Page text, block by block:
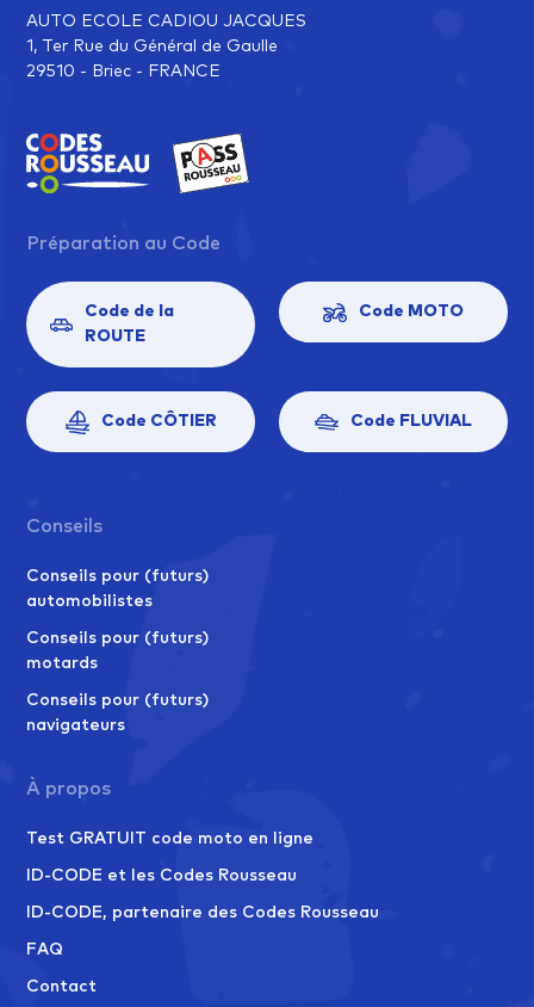
AUTO ECOLE CADIOU JACQUES
1, Ter Rue du Général de Gaulle
29510 - Briec - FRANCE
Préparation au Code
Code de la
ROUTE
Code MOTO
Code CÔTIER Code FLUVIAL
Conseils
Conseils pour (futurs)
automobilistes
Conseils pour (futurs)
motards
Conseils pour (futurs)
navigateurs
À propos
Test GRATUIT code moto en ligne
ID-CODE et les Codes Rousseau
ID-CODE, partenaire des Codes Rousseau
FAQ
Contact